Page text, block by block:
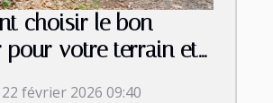
choisir le bon
pour votre terrain et
22 février 2026 09:40